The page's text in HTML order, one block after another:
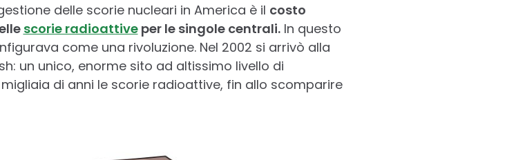
delle scorie nucleari in America è il costo
scorie radioattiveper le singole centrali.In questo
come una rivoluzione. Nel 2002 si arrivò alla
un unico, enorme sito ad altissimo livello di
di anni le scorie radioattive, fin allo scomparire